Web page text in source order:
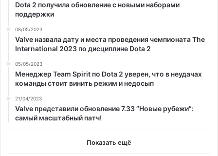
Dota 2 получила обновление с новыми наборами
поддержки
08/05/2023
Valve назвала дату и места проведения чемпионата The
International 2023 по дисциплине Dota 2
05/05/2023
Менеджер Team Spirit по Dota 2 уверен, что в неудачах
команды стоит винить режим и недосып
21/04/2023
Valve представили обновление 7.33 “Новые рубежи”:
самый масштабный патч!
Показать ещё